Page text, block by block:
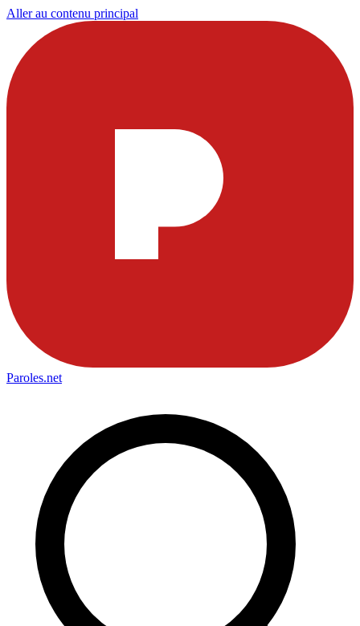
Aller au contenu principal
Paroles.net